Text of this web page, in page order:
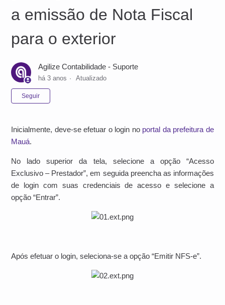
a emissão de Nota Fiscal
para o exterior
Agilize Contabilidade - Suporte
há 3 anos Atualizado
Seguir
Inicialmente, deve-se efetuar o login no portal da prefeitura de
Mauá.
No lado superior da tela, selecione a opção “Acesso
Exclusivo – Prestador”, em seguida preencha as informações
de login com suas credenciais de acesso e selecione a
opção “Entrar”.
Após efetuar o login, seleciona-se a opção “Emitir NFS-e”.